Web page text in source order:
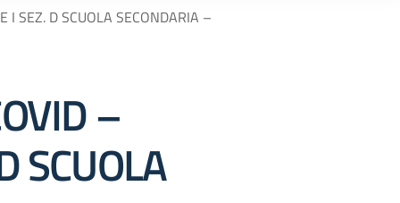
I SEZ. D SCUOLA SECONDARIA –
–
SCUOLA